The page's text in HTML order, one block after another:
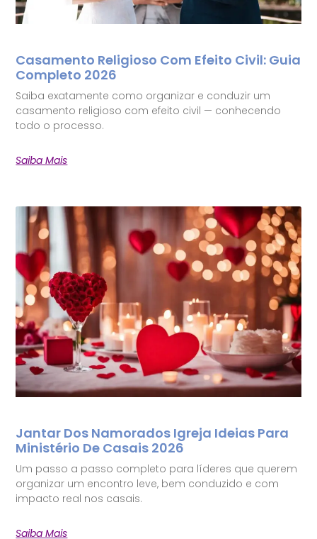
Casamento Religioso Com Efeito Civil: Guia
Completo 2026
Saiba exatamente como organizar e conduzir um
casamento religioso com efeito civil — conhecendo
todo o processo.
Saiba Mais
Jantar Dos Namorados Igreja Ideias Para
Ministério De Casais 2026
Um passo a passo completo para líderes que querem
organizar um encontro leve, bem conduzido e com
impacto real nos casais.
Saiba Mais